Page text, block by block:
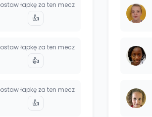
łapkę za ten mecz
👍
łapkę za ten mecz
👍
łapkę za ten mecz
👍